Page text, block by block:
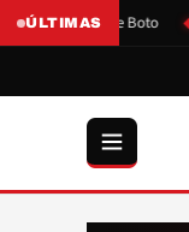
ÚLTIMAS
pressão de Boto